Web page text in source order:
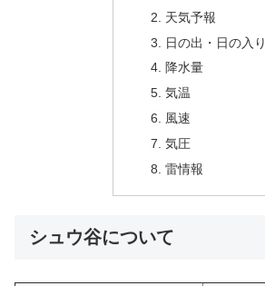
天気予報
日の出・日の入り
降水量
気温
風速
気圧
雷情報
シュウ谷について